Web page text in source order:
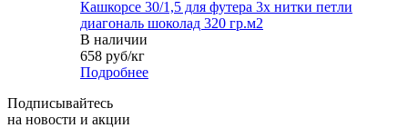
Кашкорсе 30/1,5 для футера 3х нитки петли
диагональ шоколад 320 гр.м2
В наличии
658 руб/кг
Подробнее
Подписывайтесь
на новости и акции